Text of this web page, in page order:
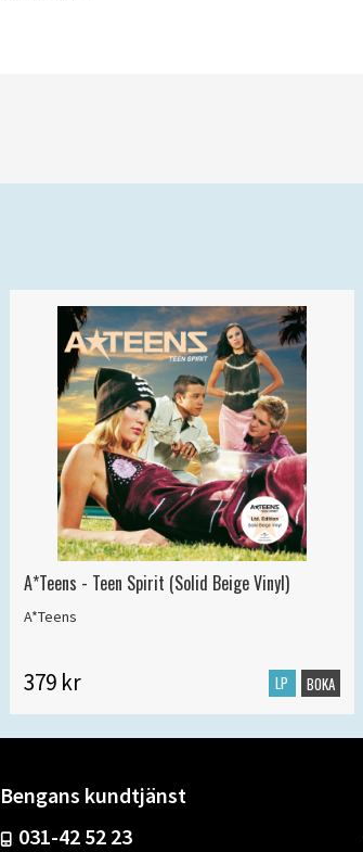
A*Teens - Teen Spirit (Solid Beige Vinyl)
A*Teens
379 kr LP BOKA
Bengans kundtjänst
031-42 52 23